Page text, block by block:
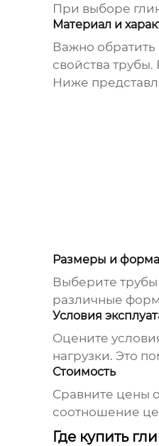
При выборе
Материал и
Важно обратить
свойства
Ниже
Размеры и форма
Выберите
различные
Условия
Оцените
нагрузки. Это
Стоимость
Сравните цены
соотношение
Где купить